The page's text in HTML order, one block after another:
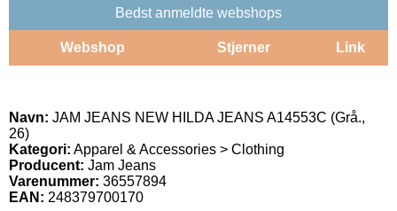
Bedst anmeldte webshops
Webshop Stjerner Link
Navn: JAM JEANS NEW HILDA JEANS A14553C (Grå.,
26)
Kategori: Apparel & Accessories > Clothing
Producent: Jam Jeans
Varenummer: 36557894
EAN: 248379700170